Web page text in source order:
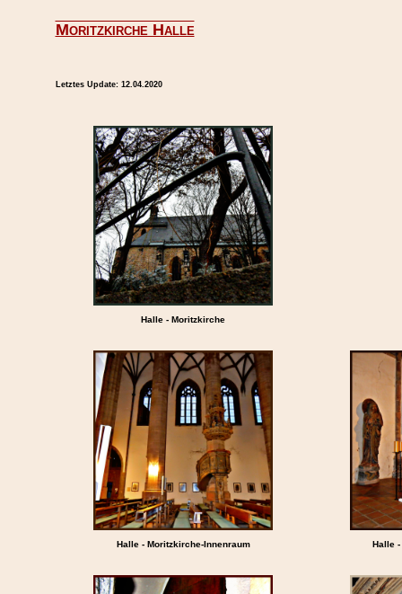
Moritzkirche Halle
Letztes Update: 12.04.2020
Halle - Moritzkirche
Halle - Moritzkirche-Innenraum Halle